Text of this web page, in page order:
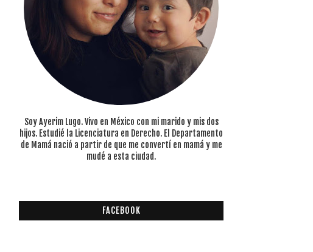
Soy Ayerim Lugo. Vivo en México con mi marido y mis dos
hijos. Estudié la Licenciatura en Derecho. El Departamento
de Mamá nació a partir de que me convertí en mamá y me
mudé a esta ciudad.
FACEBOOK